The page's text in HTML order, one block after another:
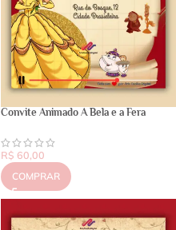
Convite Animado A Bela e a Fera
R$ 60,00
COMPRAR